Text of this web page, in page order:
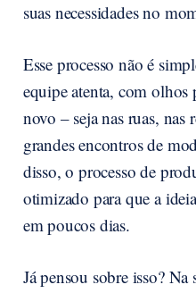
suas necessidades no
Esse processo não é
equipe atenta, com olhos
novo – seja nas ruas, nas
grandes encontros de
disso, o processo de
otimizado para que a
em poucos dias.
Já pensou sobre isso?